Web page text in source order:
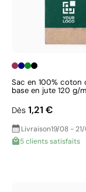
Sac en 100% coton
base en jute 120 g/
Dès 1,21 €
Livraison19/08 -
5 clients satisfaits